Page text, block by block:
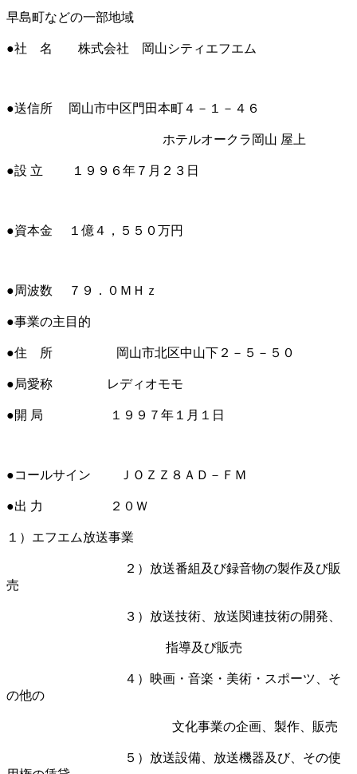
早島町などの一部地域
●社 名 株式会社 岡山シティエフエム
●送信所 岡山市中区門田本町４－１－４６
ホテルオークラ岡山 屋上
●設 立 １９９６年７月２３日
●資本金 １億４，５５０万円
●周波数 ７９．０ＭＨｚ
●事業の主目的
●住 所 岡山市北区中山下２－５－５０
●局愛称 レディオモモ
●開 局 １９９７年１月１日
●コールサイン ＪＯＺＺ８ＡＤ－ＦＭ
●出 力 ２０Ｗ
１）エフエム放送事業
２）放送番組及び録音物の製作及び販
売
３）放送技術、放送関連技術の開発、
指導及び販売
４）映画・音楽・美術・スポーツ、そ
の他の
文化事業の企画、製作、販売
５）放送設備、放送機器及び、その使